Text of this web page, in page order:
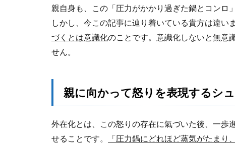
親自身も、この「圧力がかかり過ぎた鍋とコンロ
しかし、今この記事に辿り着いている貴方は違
づくとは意識化のことです。意識化しないと無意
せん。
親に向かって怒りを表現するシ
外在化とは、この怒りの存在に氣づいた後、一歩
せることです。
「圧力鍋にどれほど蒸気がたまり